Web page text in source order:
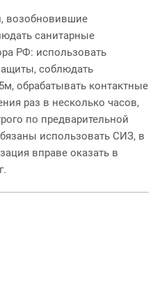
возобновившие
санитарные
РФ: использовать
соблюдать
обрабатывать контактные
раз в несколько часов,
по предварительной
использовать СИЗ, в
вправе оказать в